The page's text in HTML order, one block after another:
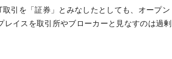
取引を「証券」とみなしたとしても、オープン
レイスを取引所やブローカーと見なすのは過剰